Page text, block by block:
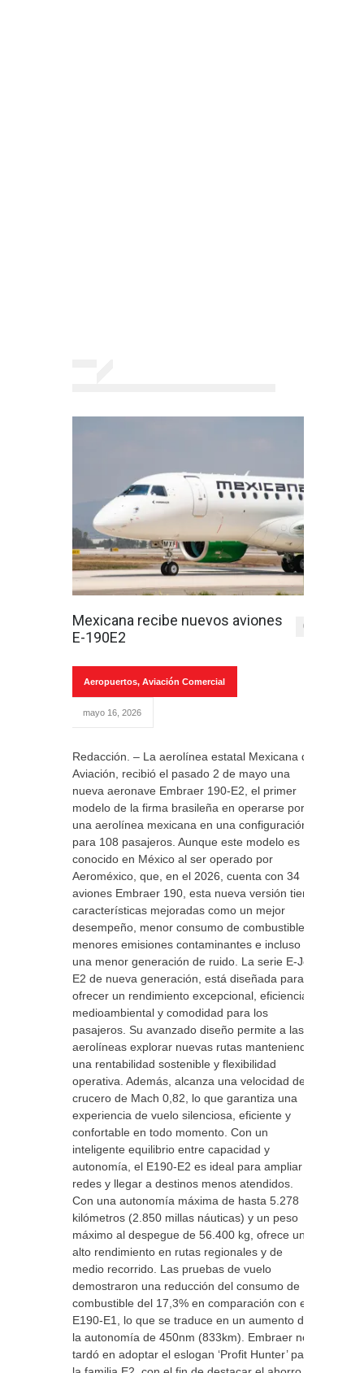
Mexicana recibe nuevos aviones
E-190E2
0
Aeropuertos, Aviación Comercial
mayo 16, 2026
Redacción. – La aerolínea estatal Mexicana de
Aviación, recibió el pasado 2 de mayo una
nueva aeronave Embraer 190-E2, el primer
modelo de la firma brasileña en operarse por
una aerolínea mexicana en una configuración
para 108 pasajeros. Aunque este modelo es
conocido en México al ser operado por
Aeroméxico, que, en el 2026, cuenta con 34
aviones Embraer 190, esta nueva versión tiene
características mejoradas como un mejor
desempeño, menor consumo de combustible,
menores emisiones contaminantes e incluso
una menor generación de ruido. La serie E-Jet
E2 de nueva generación, está diseñada para
ofrecer un rendimiento excepcional, eficiencia
medioambiental y comodidad para los
pasajeros. Su avanzado diseño permite a las
aerolíneas explorar nuevas rutas manteniendo
una rentabilidad sostenible y flexibilidad
operativa. Además, alcanza una velocidad de
crucero de Mach 0,82, lo que garantiza una
experiencia de vuelo silenciosa, eficiente y
confortable en todo momento. Con un
inteligente equilibrio entre capacidad y
autonomía, el E190-E2 es ideal para ampliar
redes y llegar a destinos menos atendidos.
Con una autonomía máxima de hasta 5.278
kilómetros (2.850 millas náuticas) y un peso
máximo al despegue de 56.400 kg, ofrece un
alto rendimiento en rutas regionales y de
medio recorrido. Las pruebas de vuelo
demostraron una reducción del consumo de
combustible del 17,3% en comparación con el
E190-E1, lo que se traduce en un aumento de
la autonomía de 450nm (833km). Embraer no
tardó en adoptar el eslogan ‘Profit Hunter’ para